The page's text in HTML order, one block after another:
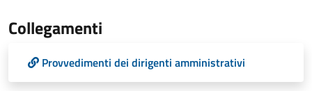
Collegamenti
Provvedimenti dei dirigenti amministrativi